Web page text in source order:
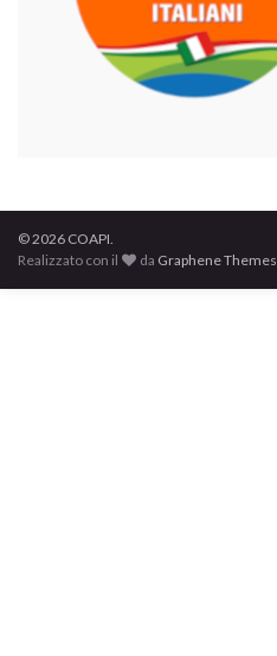
© 2026 COAPI.
Realizzato con il
da Graphene Themes